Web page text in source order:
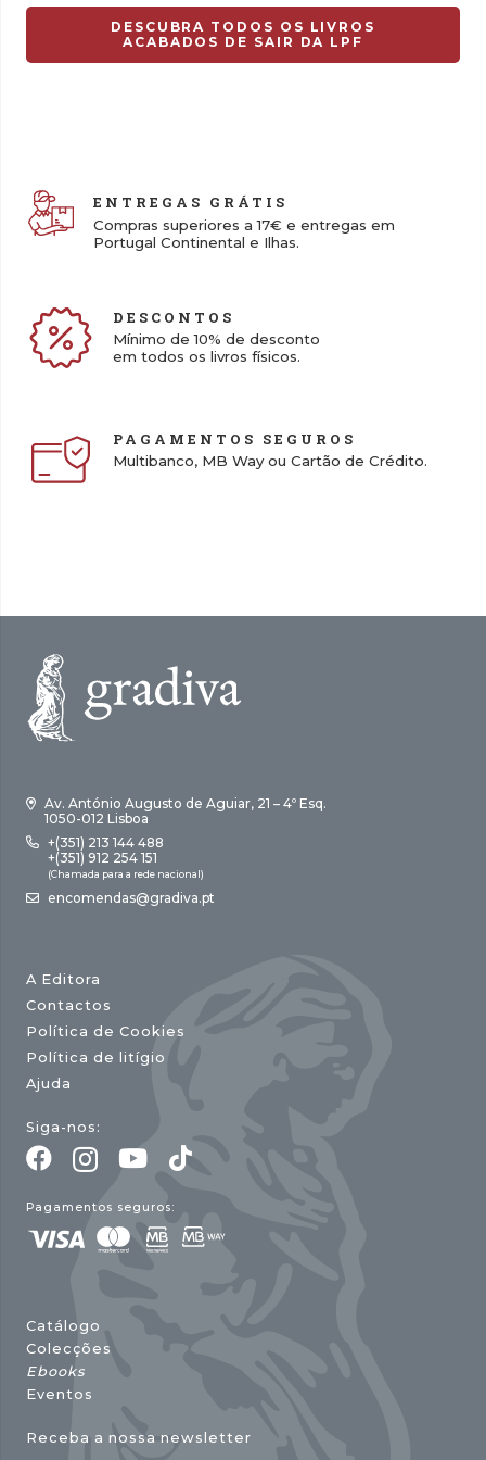
DESCUBRA TODOS OS LIVROS
ACABADOS DE SAIR DA LPF
ENTREGAS GRÁTIS
Compras superiores a 17€ e entregas em
Portugal Continental e Ilhas.
DESCONTOS
Mínimo de 10% de desconto
em todos os livros físicos.
PAGAMENTOS SEGUROS
Multibanco, MB Way ou Cartão de Crédito.
Av. António Augusto de Aguiar, 21 – 4º Esq.
1050-012 Lisboa
+(351) 213 144 488
+(351) 912 254 151
(Chamada para a rede nacional)
encomendas@gradiva.pt
A Editora
Contactos
Política de Cookies
Política de litígio
Ajuda
Siga-nos:
Pagamentos seguros:
Catálogo
Colecções
Ebooks
Eventos
Receba a nossa newsletter